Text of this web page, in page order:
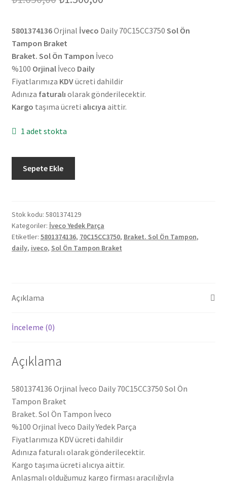
₺1.650,00.fiyat:
₺1.500,00.
5801374136Orjinal İveco Daily 70C15CC3750 Sol Ön
Tampon Braket
Braket. Sol Ön Tampon İveco
%100 Orjinalİveco Daily
Fiyatlarımıza KDVücreti dahildir
Adınıza faturalı olarak gönderilecektir.
Kargo taşıma ücreti alıcıya aittir.
1 adet stokta
Sol
Ön
Tampon
Braket
Sepete Ekle
Stok kodu: 5801374129
Kategoriler: İveco Yedek Parça
Etiketler: 5801374136, 70C15CC3750, Braket. Sol Ön Tampon,
daily, iveco, Sol Ön Tampon Braket
Açıklama
İnceleme (0)
Açıklama
5801374136 Orjinal İveco Daily 70C15CC3750 Sol Ön
Tampon Braket
Braket. Sol Ön Tampon İveco
%100 Orjinal İveco Daily Yedek Parça
Fiyatlarımıza KDV ücreti dahildir
Adınıza faturalı olarak gönderilecektir.
Kargo taşıma ücreti alıcıya aittir.
Anlaşmalı olduğumuz kargo firması aracılığıyla